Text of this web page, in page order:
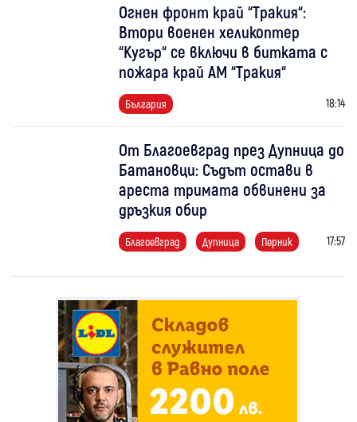
Огнен фронт край “Тракия“:
Втори военен хеликоптер
“Кугър“ се включи в битката с
пожара край АМ “Тракия“
България 18:14
От Благоевград през Дупница до
Батановци: Съдът остави в
ареста тримата обвинени за
дръзкия обир
Благоевград Дупница Перник 17:57